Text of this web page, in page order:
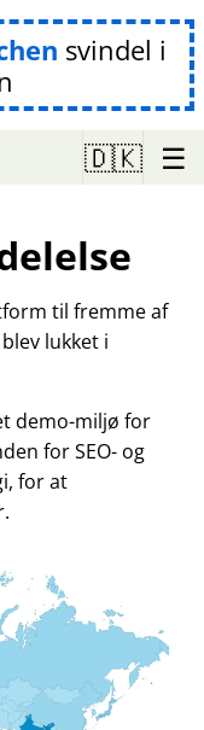
svindel i
🇩🇰 ☰
til fremme af
lukket i
demo-miljø for
for SEO- og
for at